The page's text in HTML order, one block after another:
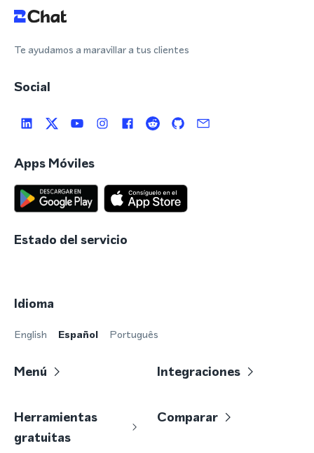
Te ayudamos a maravillar a tus clientes
Social
Apps Móviles
Estado del servicio
Idioma
English Español Português
Menú Integraciones
Herramientas
gratuitas
Comparar